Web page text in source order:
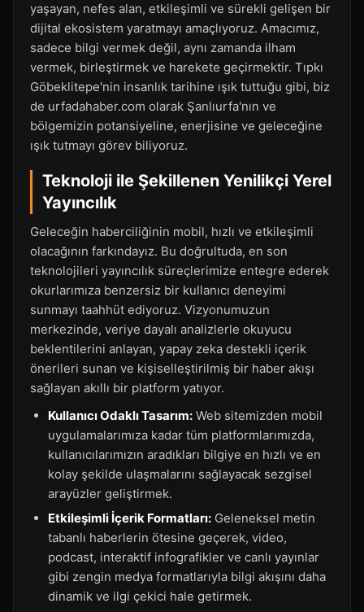
yaşayan, nefes alan, etkileşimli ve sürekli gelişen bir
dijital ekosistem yaratmayı amaçlıyoruz. Amacımız,
sadece bilgi vermek değil, aynı zamanda ilham
vermek, birleştirmek ve harekete geçirmektir. Tıpkı
Göbeklitepe'nin insanlık tarihine ışık tuttuğu gibi, biz
de urfadahaber.com olarak Şanlıurfa'nın ve
bölgemizin potansiyeline, enerjisine ve geleceğine
ışık tutmayı görev biliyoruz.
Teknoloji ile Şekillenen Yenilikçi Yerel
Yayıncılık
Geleceğin haberciliğinin mobil, hızlı ve etkileşimli
olacağının farkındayız. Bu doğrultuda, en son
teknolojileri yayıncılık süreçlerimize entegre ederek
okurlarımıza benzersiz bir kullanıcı deneyimi
sunmayı taahhüt ediyoruz. Vizyonumuzun
merkezinde, veriye dayalı analizlerle okuyucu
beklentilerini anlayan, yapay zeka destekli içerik
önerileri sunan ve kişiselleştirilmiş bir haber akışı
sağlayan akıllı bir platform yatıyor.
Kullanıcı Odaklı Tasarım: Web sitemizden mobil
uygulamalarımıza kadar tüm platformlarımızda,
kullanıcılarımızın aradıkları bilgiye en hızlı ve en
kolay şekilde ulaşmalarını sağlayacak sezgisel
arayüzler geliştirmek.
Etkileşimli İçerik Formatları: Geleneksel metin
tabanlı haberlerin ötesine geçerek, video,
podcast, interaktif infografikler ve canlı yayınlar
gibi zengin medya formatlarıyla bilgi akışını daha
dinamik ve ilgi çekici hale getirmek.